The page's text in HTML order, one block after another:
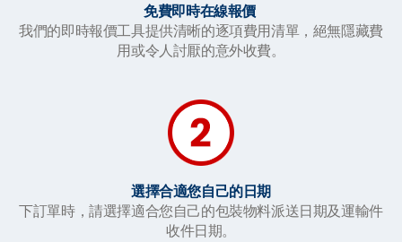
免費即時在線報價
我們的即時報價工具提供清晰的逐項費用清單，絕無隱藏費
用或令人討厭的意外收費。
選擇合適您自己的日期
下訂單時，請選擇適合您自己的包裝物料派送日期及運輸件
收件日期。